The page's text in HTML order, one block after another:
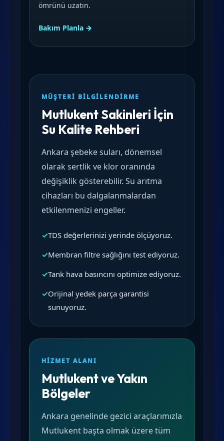
ömrünü uzatın.
Bakım Planla →
MÜŞTERI BILGILENDIRME
Mutlukent Sakinleri İçin
Su Kalite Rehberi
Ankara şebeke suları, dönemsel
olarak sertlik ve klor oranında
değişiklik gösterebilir. Su arıtma
cihazları bu dalgalanmalardan
etkilenmenizi engeller.
✓TDS değerlerinizi yerinde ölçüyoruz.
✓Membran filtre sağlığını test ediyoruz.
✓Tank hava basıncını optimize ediyoruz.
✓Orijinal yedek parça garantisi
sunuyoruz.
HIZMET ALANI
Mutlukent ve Yakın
Bölgeler
Ankara genelinde gezici araçlarımızla
Mutlukent başta olmak üzere tüm